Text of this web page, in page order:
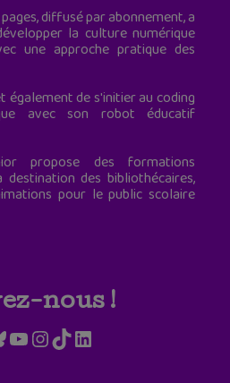
diffusé par abonnement, a
la culture numérique
une approche pratique des
également de s'initier au coding
avec son robot éducatif
propose des formations
des bibliothécaires,
pour le public scolaire
nous !
YouTube
Instagram
TikTokLinkedIn